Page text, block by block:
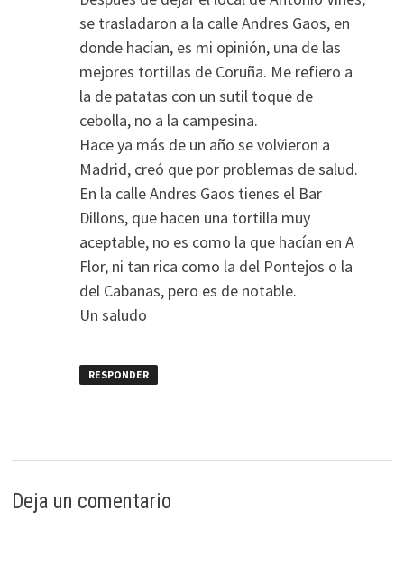
se trasladaron a la calle Andres Gaos, en
donde hacían, es mi opinión, una de las
mejores tortillas de Coruña. Me refiero a
la de patatas con un sutil toque de
cebolla, no a la campesina.
Hace ya más de un año se volvieron a
Madrid, creó que por problemas de salud.
En la calle Andres Gaos tienes el Bar
Dillons, que hacen una tortilla muy
aceptable, no es como la que hacían en A
Flor, ni tan rica como la del Pontejos o la
del Cabanas, pero es de notable.
Un saludo
RESPONDER
Deja un comentario